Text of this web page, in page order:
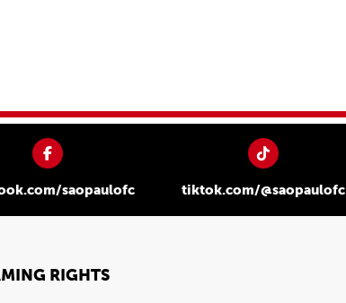
saopaulofc tiktok.com/@saopaulofc
RIGHTS